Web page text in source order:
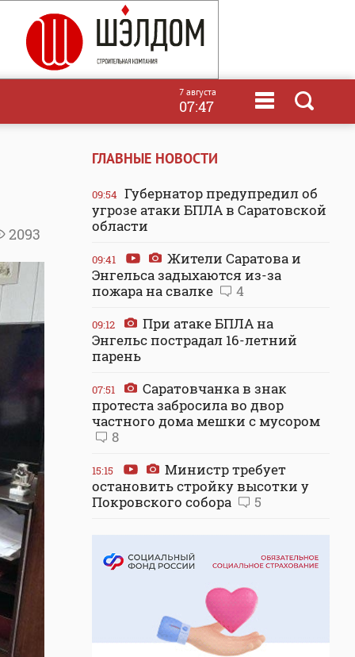
7 августа
07:47
2093
ГЛАВНЫЕ НОВОСТИ
09:54 Губернатор предупредил об
угрозе атаки БПЛА в Саратовской
области
09:41
Жители Саратова и
Энгельса задыхаются из-за
пожара на свалке
4
09:12
При атаке БПЛА на
Энгельс пострадал 16-летний
парень
07:51
Саратовчанка в знак
протеста забросила во двор
частного дома мешки с мусором
8
15:15
Министр требует
остановить стройку высотки у
Покровского собора
5